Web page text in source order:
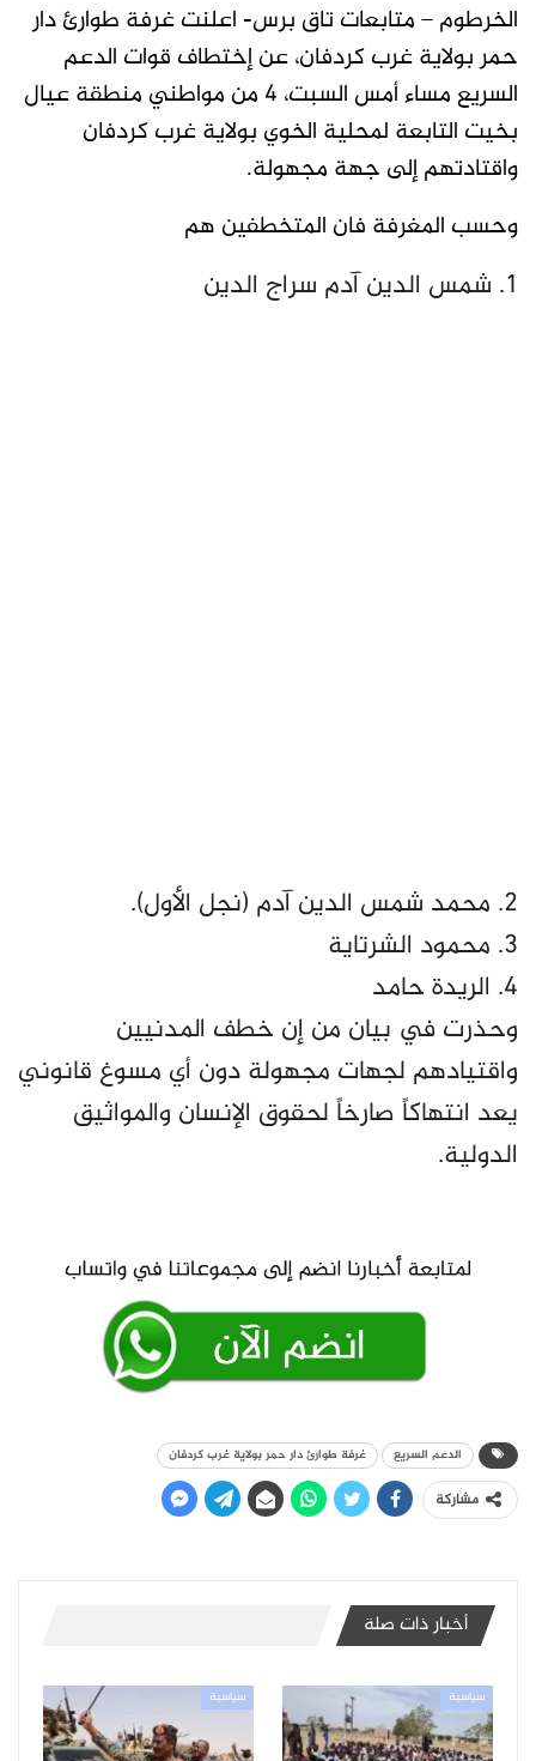
الخرطوم – متابعات تاق برس- اعلنت غرفة طوارئ دار
حمر بولاية غرب كردفان، عن إختطاف قوات الدعم
السريع مساء أمس السبت، 4 من مواطني منطقة عيال
بخيت التابعة لمحلية الخوي بولاية غرب كردفان
واقتادتهم إلى جهة مجهولة.
وحسب المغرفة فان المتخطفين هم
1. شمس الدين آدم سراج الدين
2. محمد شمس الدين آدم (نجل الأول).
3. محمود الشرتاية
4. الريدة حامد
وحذرت في بيان من إن خطف المدنيين
واقتيادهم لجهات مجهولة دون أي مسوغ قانوني
يعد انتهاكاً صارخاً لحقوق الإنسان والمواثيق
الدولية.
الدعم السريع غرفة طوارئ دار حمر بولاية غرب كردفان
مشاركة
أخبار ذات صلة
سياسية سياسية